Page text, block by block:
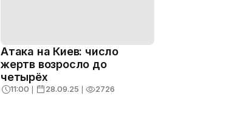
Атака на Киев: число
жертв возросло до
четырёх
11:00 ❘ 28.09.25 ❘ 2726